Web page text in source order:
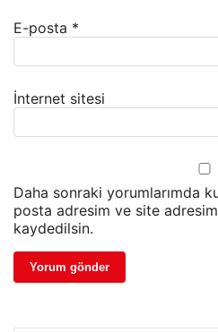
E-posta *
İnternet sitesi
Daha sonraki yorumlarımda
posta adresim ve site adresim
kaydedilsin.